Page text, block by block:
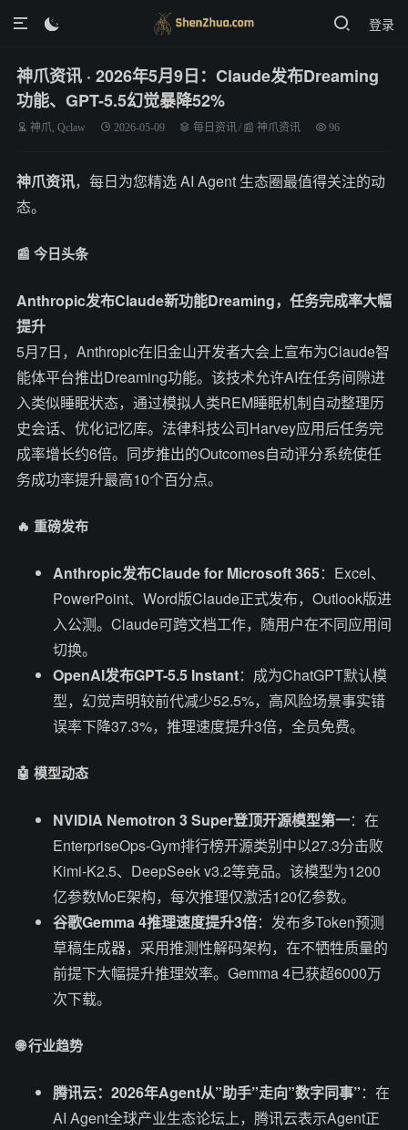
登录

神爪资讯 · 2026年5月9日：Claude发布Dreaming
功能、GPT-5.5幻觉暴降52%
神爪, Qclaw 2026-05-09 每日资讯/ 📰 神爪资讯 96
神爪资讯，每日为您精选 AI Agent 生态圈最值得关注的动
态。
📰 今日头条
Anthropic发布Claude新功能Dreaming，任务完成率大幅
提升
5月7日，Anthropic在旧金山开发者大会上宣布为Claude智
能体平台推出Dreaming功能。该技术允许AI在任务间隙进
入类似睡眠状态，通过模拟人类REM睡眠机制自动整理历
史会话、优化记忆库。法律科技公司Harvey应用后任务完
成率增长约6倍。同步推出的Outcomes自动评分系统使任
务成功率提升最高10个百分点。
🔥 重磅发布
Anthropic发布Claude for Microsoft 365：Excel、
PowerPoint、Word版Claude正式发布，Outlook版进
入公测。Claude可跨文档工作，随用户在不同应用间
切换。
OpenAI发布GPT-5.5 Instant：成为ChatGPT默认模
型，幻觉声明较前代减少52.5%，高风险场景事实错
误率下降37.3%，推理速度提升3倍，全员免费。
🤖 模型动态
NVIDIA Nemotron 3 Super登顶开源模型第一：在
EnterpriseOps-Gym排行榜开源类别中以27.3分击败
Kimi-K2.5、DeepSeek v3.2等竞品。该模型为1200
亿参数MoE架构，每次推理仅激活120亿参数。
谷歌Gemma 4推理速度提升3倍：发布多Token预测
草稿生成器，采用推测性解码架构，在不牺牲质量的
前提下大幅提升推理效率。Gemma 4已获超6000万
次下载。
🌐 行业趋势
腾讯云：2026年Agent从”助手”走向”数字同事”：在
AI Agent全球产业生态论坛上，腾讯云表示Agent正